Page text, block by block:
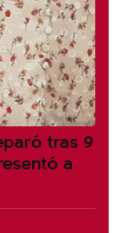
tras 9
a